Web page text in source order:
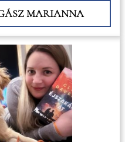
MARIANNA